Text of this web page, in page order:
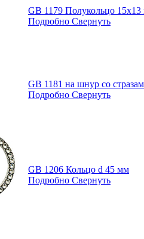
GB 1179 Полукольцо
Подробно Свернуть
GB 1181 на шнур со
Подробно Свернуть
GB 1206 Кольцо d 45 мм
Подробно Свернуть